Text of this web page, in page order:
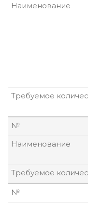
Наименование
№
Наименование
№